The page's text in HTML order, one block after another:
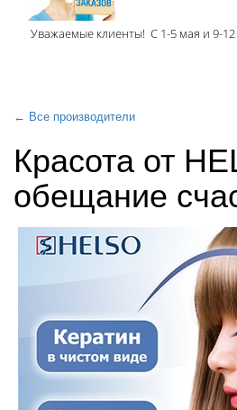
Уважаемые клиенты! С 1-5 мая и 9-
← Все производители
Красота от
обещание